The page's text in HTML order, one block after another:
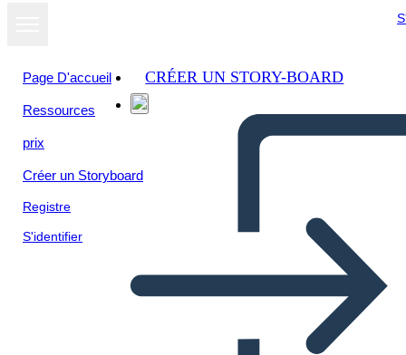
Page D'accueil
Ressources
prix
Créer un Storyboard
Registre
S'identifier
CRÉER UN STORY-BOARD